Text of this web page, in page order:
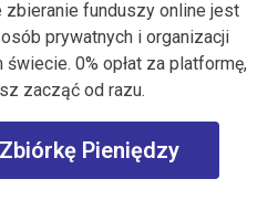
zbieranie funduszy online jest
prywatnych i organizacji
świecie. 0% opłat za platformę,
zacząć od razu.
Pieniędzy